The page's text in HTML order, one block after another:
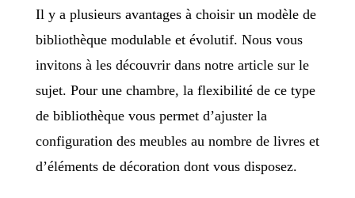
Il y a plusieurs avantages à choisir un modèle de
bibliothèque modulable et évolutif. Nous vous
invitons à les découvrir dans notre article sur le
sujet. Pour une chambre, la flexibilité de ce type
de bibliothèque vous permet d’ajuster la
configuration des meubles au nombre de livres et
d’éléments de décoration dont vous disposez.